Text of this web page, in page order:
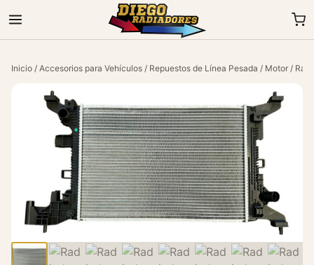
Inicio / Accesorios para Vehículos / Repuestos de Línea Pesada / Motor /